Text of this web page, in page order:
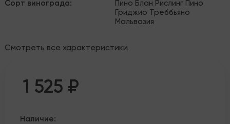
Сорт винограда: Пино Блан Рислинг Пино
Гриджио Треббьяно
Мальвазия
Смотреть все характеристики
1 525 ₽
Наличие: